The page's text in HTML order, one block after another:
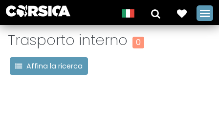
Trasporto interno 0
Affina la ricerca